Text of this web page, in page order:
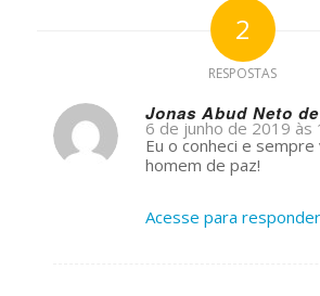
2
RESPOSTAS
Jonas Abud Neto
s
ays:
6 de junho de 2019 às
Eu o conheci e sempre
homem de paz!
Acesse para responder